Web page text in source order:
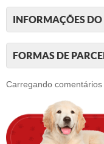
INFORMAÇÕES
FORMAS DE
Carregando comentários